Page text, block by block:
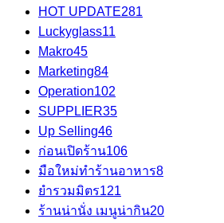
HOT UPDATE281
Luckyglass11
Makro45
Marketing84
Operation102
SUPPLIER35
Up Selling46
ก่อนเปิดร้าน106
มือใหม่ทำร้านอาหาร8
ยำรวมมิตร121
ร้านน่านั่ง เมนูน่ากิน20